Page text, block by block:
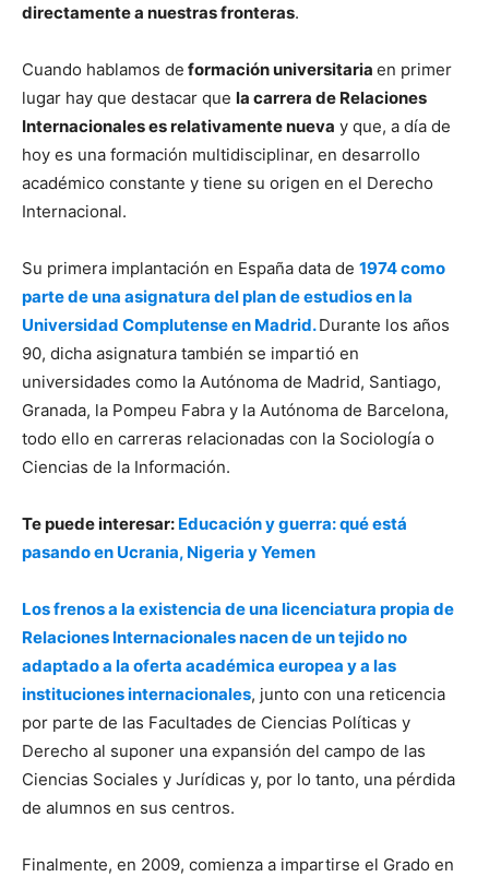
directamente a nuestras fronteras.
Cuando hablamos de formación universitaria en primer
lugar hay que destacar que la carrera de Relaciones
Internacionales es relativamente nueva y que, a día de
hoy es una formación multidisciplinar, en desarrollo
académico constante y tiene su origen en el Derecho
Internacional.
Su primera implantación en España data de 1974 como
parte de una asignatura del plan de estudios en la
Universidad Complutense en Madrid.Durante los años
90, dicha asignatura también se impartió en
universidades como la Autónoma de Madrid, Santiago,
Granada, la Pompeu Fabra y la Autónoma de Barcelona,
todo ello en carreras relacionadas con la Sociología o
Ciencias de la Información.
Te puede interesar: Educación y guerra: qué está
pasando en Ucrania, Nigeria y Yemen
Los frenos a la existencia de una licenciatura propia de
Relaciones Internacionales nacen de un tejido no
adaptado a la oferta académica europea y a las
instituciones internacionales, junto con una reticencia
por parte de las Facultades de Ciencias Políticas y
Derecho al suponer una expansión del campo de las
Ciencias Sociales y Jurídicas y, por lo tanto, una pérdida
de alumnos en sus centros.
Finalmente, en 2009, comienza a impartirse el Grado en